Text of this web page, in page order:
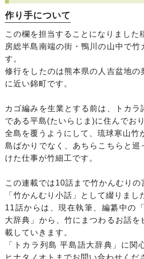
作り手について
この欄を担当することになりました
房総半島南端の街・鴨川の山中で竹
す。
修行をしたのは熊本県の人吉盆地の
に近い錦町です。
カゴ編みを生業とする前は、トカラ
である平島(たいらじま)に住んでお
全島を覆うようにして、琉球寒山竹
島ばかりでなく、あちらこちらと巡
けた仕事が竹細工です。
この連載では10話まで竹かんむりの
「竹かんむり小話」として綴りまし
11話からは、現在執筆、編纂中の
大辞典」から、竹にまつわるお話を
載していきます。
「トカラ列島 平島語大辞典」に関
ヒナタノオトまでお問い合わせくだ